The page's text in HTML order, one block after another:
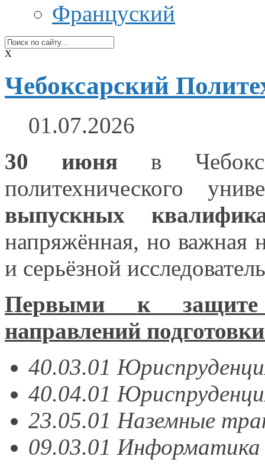
Француский
X
Чебоксарский
01.07.2026
30 июня
в
политехнического
выпускных
напряжённая, но важная
и серьёзной
Первыми к защите
направлений
40.03.01
40.04.01
23.05.01 Наземные
09.03.01